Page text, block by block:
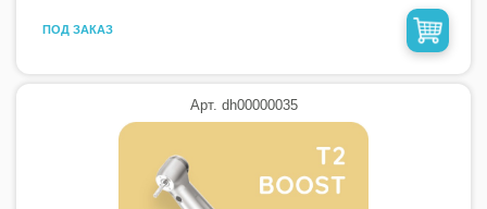
ПОД ЗАКАЗ
Арт. dh00000035